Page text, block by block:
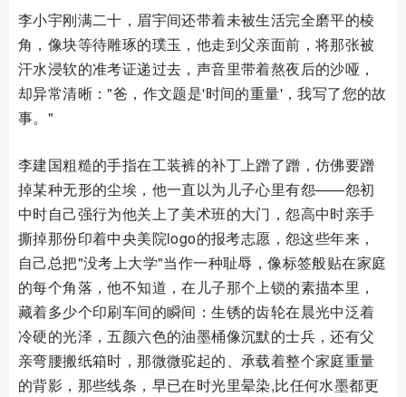
李小宇刚满二十，眉宇间还带着未被生活完全磨平的棱
角，像块等待雕琢的璞玉，他走到父亲面前，将那张被
汗水浸软的准考证递过去，声音里带着熬夜后的沙哑，
却异常清晰："爸，作文题是'时间的重量'，我写了您的故
事。"
李建国粗糙的手指在工装裤的补丁上蹭了蹭，仿佛要蹭
掉某种无形的尘埃，他一直以为儿子心里有怨——怨初
中时自己强行为他关上了美术班的大门，怨高中时亲手
撕掉那份印着中央美院logo的报考志愿，怨这些年来，
自己总把"没考上大学"当作一种耻辱，像标签般贴在家庭
的每个角落，他不知道，在儿子那个上锁的素描本里，
藏着多少个印刷车间的瞬间：生锈的齿轮在晨光中泛着
冷硬的光泽，五颜六色的油墨桶像沉默的士兵，还有父
亲弯腰搬纸箱时，那微微驼起的、承载着整个家庭重量
的背影，那些线条，早已在时光里晕染,比任何水墨都更